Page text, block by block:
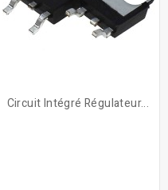
Circuit Intégré Régulateur...